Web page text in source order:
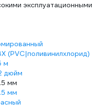
эксплуатационными
(PVC|поливинилхлорид)
м
дюйм
мм
мм